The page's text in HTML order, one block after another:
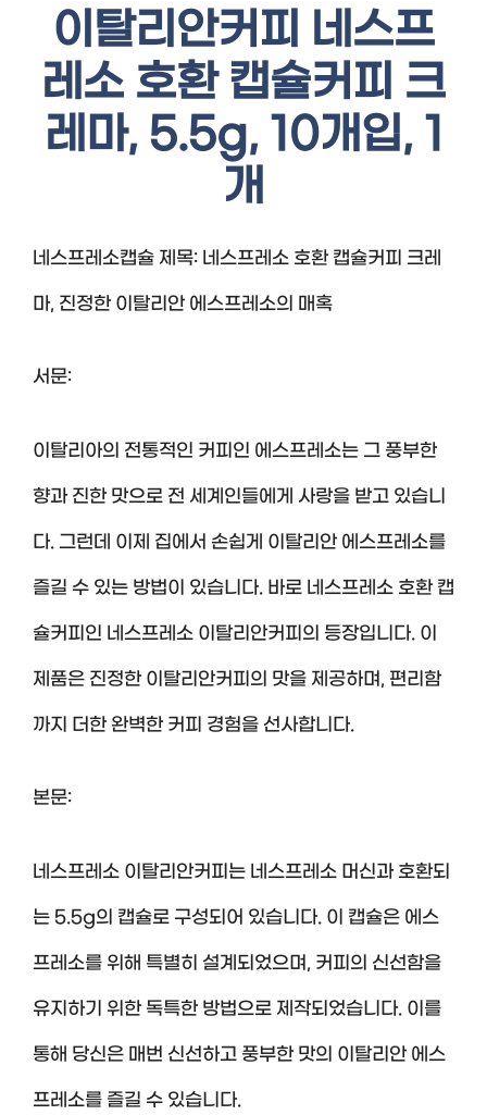
이탈리안커피 네스프
레소 호환 캡슐커피 크
레마, 5.5g, 10개입, 1
개
네스프레소캡슐 제목: 네스프레소 호환 캡슐커피 크레
마, 진정한 이탈리안 에스프레소의 매혹
서문:
이탈리아의 전통적인 커피인 에스프레소는 그 풍부한
향과 진한 맛으로 전 세계인들에게 사랑을 받고 있습니
다. 그런데 이제 집에서 손쉽게 이탈리안 에스프레소를
즐길 수 있는 방법이 있습니다. 바로 네스프레소 호환 캡
슐커피인 네스프레소 이탈리안커피의 등장입니다. 이
제품은 진정한 이탈리안커피의 맛을 제공하며, 편리함
까지 더한 완벽한 커피 경험을 선사합니다.
본문:
네스프레소 이탈리안커피는 네스프레소 머신과 호환되
는 5.5g의 캡슐로 구성되어 있습니다. 이 캡슐은 에스
프레소를 위해 특별히 설계되었으며, 커피의 신선함을
유지하기 위한 독특한 방법으로 제작되었습니다. 이를
통해 당신은 매번 신선하고 풍부한 맛의 이탈리안 에스
프레소를 즐길 수 있습니다.